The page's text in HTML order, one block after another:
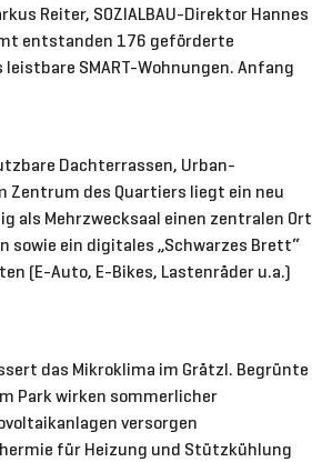
Reiter, SOZIALBAU-Direktor Hannes
entstanden 176 geförderte
leistbare SMART-Wohnungen. Anfang
Dachterrassen, Urban-
Zentrum des Quartiers liegt ein neu
als Mehrzwecksaal einen zentralen Ort
ein digitales „Schwarzes Brett“
(E-Auto, E-Bikes, Lastenräder u.a.)
das Mikroklima im Grätzl. Begrünte
Park wirken sommerlicher
versorgen
für Heizung und Stützkühlung